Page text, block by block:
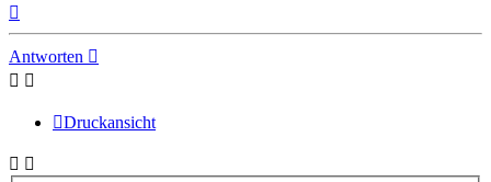
Antworten
Druckansicht